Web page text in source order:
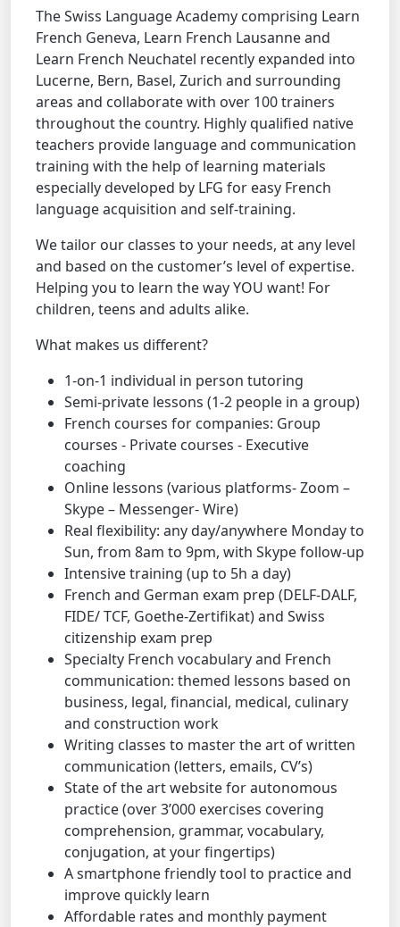
The Swiss Language Academy comprising Learn
French Geneva, Learn French Lausanne and
Learn French Neuchatel recently expanded into
Lucerne, Bern, Basel, Zurich and surrounding
areas and collaborate with over 100 trainers
throughout the country. Highly qualified native
teachers provide language and communication
training with the help of learning materials
especially developed by LFG for easy French
language acquisition and self-training.
We tailor our classes to your needs, at any level
and based on the customer’s level of expertise.
Helping you to learn the way YOU want! For
children, teens and adults alike.
What makes us different?
1-on-1 individual in person tutoring
Semi-private lessons (1-2 people in a group)
French courses for companies: Group
courses - Private courses - Executive
coaching
Online lessons (various platforms- Zoom –
Skype – Messenger- Wire)
Real flexibility: any day/anywhere Monday to
Sun, from 8am to 9pm, with Skype follow-up
Intensive training (up to 5h a day)
French and German exam prep (DELF-DALF,
FIDE/ TCF, Goethe-Zertifikat) and Swiss
citizenship exam prep
Specialty French vocabulary and French
communication: themed lessons based on
business, legal, financial, medical, culinary
and construction work
Writing classes to master the art of written
communication (letters, emails, CV’s)
State of the art website for autonomous
practice (over 3’000 exercises covering
comprehension, grammar, vocabulary,
conjugation, at your fingertips)
A smartphone friendly tool to practice and
improve quickly learn
Affordable rates and monthly payment